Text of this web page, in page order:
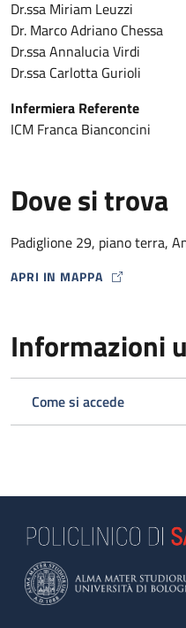
Dr.ssa Miriam Leuzzi
Dr. Marco Adriano Chessa
Dr.ssa Annalucia Virdi
Dr.ssa Carlotta Gurioli
Infermiera Referente
ICM Franca Bianconcini
Dove si trova
Padiglione 29, piano terra,
APRI IN MAPPA
MAP ICON
Informazioni
Come si accede